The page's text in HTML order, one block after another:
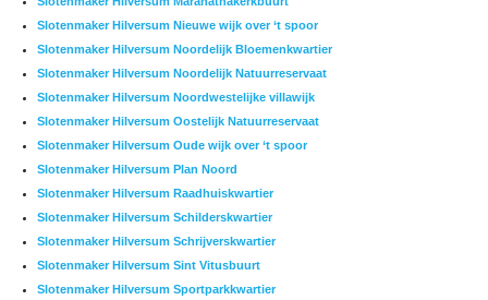
Slotenmaker Hilversum Nieuwe wijk over ‘t spoor
Slotenmaker Hilversum Noordelijk Bloemenkwartier
Slotenmaker Hilversum Noordelijk Natuurreservaat
Slotenmaker Hilversum Noordwestelijke villawijk
Slotenmaker Hilversum Oostelijk Natuurreservaat
Slotenmaker Hilversum Oude wijk over ‘t spoor
Slotenmaker Hilversum Plan Noord
Slotenmaker Hilversum Raadhuiskwartier
Slotenmaker Hilversum Schilderskwartier
Slotenmaker Hilversum Schrijverskwartier
Slotenmaker Hilversum Sint Vitusbuurt
Slotenmaker Hilversum Sportparkkwartier